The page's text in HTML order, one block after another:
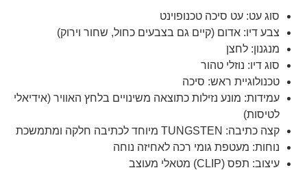
סוג עט: עט סיכה טכנופוינט
צבע דיו: אדום (קיים גם בצבעים כחול, שחור וירוק)
מנגנון: לחצן
סוג דיו: נוזלי טהור
טכנולוגיית ראש: סיכה
עמידות: מונע נזילות כתוצאה משינויים בלחץ האוויר (אידיאלי
לטיסות)
קצה כתיבה: TUNGSTEN מיוחד לכתיבה חלקה ומתמשכת
נוחות: מעטפת גומי רכה לאחיזה נוחה
עיצוב: תפס (CLIP) מטאלי מעוצב